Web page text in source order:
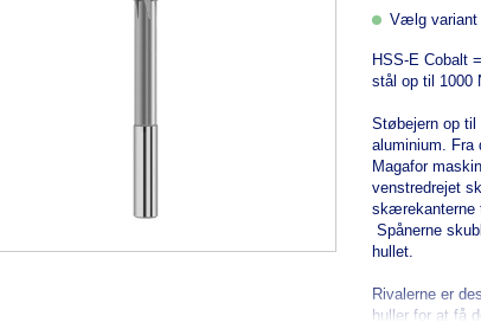
Vælg variant
HSS-E Cobalt
stål op til 1000
Støbejern op til
aluminium. Fra
Magafor
venstredrejet
skærekanterne
Spånerne
hullet.
Rivalerne er
huller for at få